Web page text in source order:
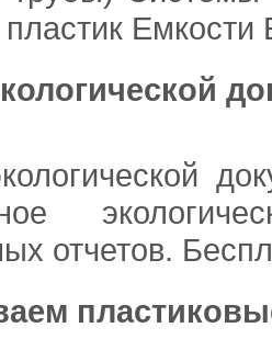
Емкости
отчетов.